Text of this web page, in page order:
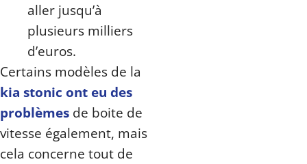
aller jusqu’à
plusieurs milliers
d’euros.
Certains modèles de la
kia stonic ont eu des
problèmes de boite de
vitesse également, mais
cela concerne tout de